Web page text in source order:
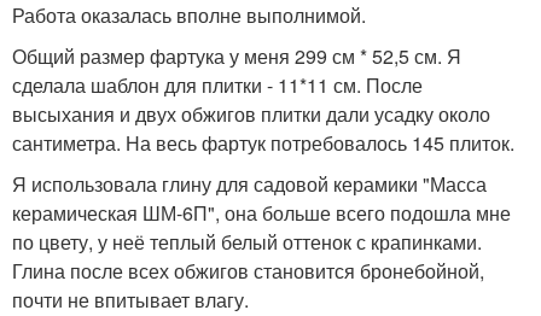
Работа оказалась вполне выполнимой.
Общий размер фартука у меня 299 см * 52,5 см. Я
сделала шаблон для плитки - 11*11 см. После
высыхания и двух обжигов плитки дали усадку около
сантиметра. На весь фартук потребовалось 145 плиток.
Я использовала глину для садовой керамики "Масса
керамическая ШМ-6П", она больше всего подошла мне
по цвету, у неё теплый белый оттенок с крапинками.
Глина после всех обжигов становится бронебойной,
почти не впитывает влагу.